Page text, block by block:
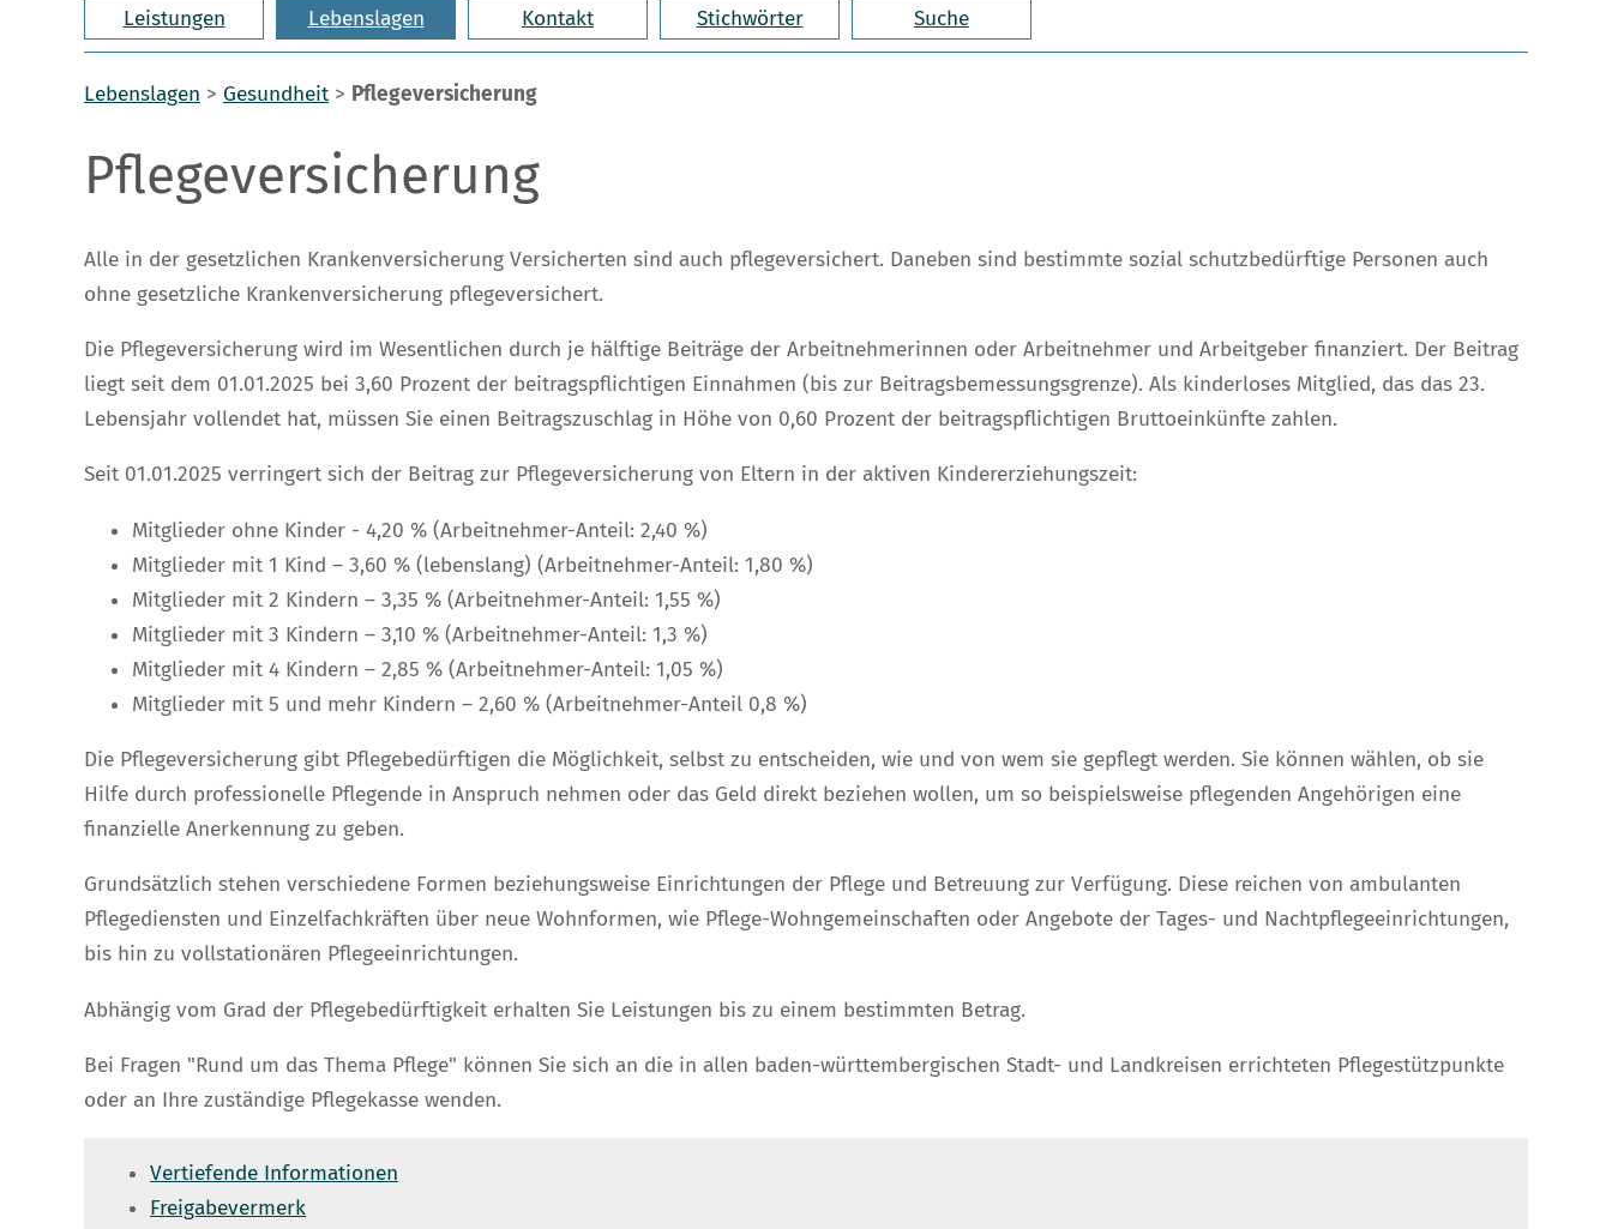
Leistungen Lebenslagen Kontakt Stichwörter Suche
Lebenslagen > Gesundheit > Pflegeversicherung
Pflegeversicherung
Alle in der gesetzlichen Krankenversicherung Versicherten sind auch pflegeversichert. Daneben sind bestimmte sozial schutzbedürftige Personen auch
ohne gesetzliche Krankenversicherung pflegeversichert.
Die Pflegeversicherung wird im Wesentlichen durch je hälftige Beiträge der Arbeitnehmerinnen oder Arbeitnehmer und Arbeitgeber finanziert. Der Beitrag
liegt seit dem 01.01.2025 bei 3,60 Prozent der beitragspflichtigen Einnahmen (bis zur Beitragsbemessungsgrenze). Als kinderloses Mitglied, das das 23.
Lebensjahr vollendet hat, müssen Sie einen Beitragszuschlag in Höhe von 0,60 Prozent der beitragspflichtigen Bruttoeinkünfte zahlen.
Seit 01.01.2025 verringert sich der Beitrag zur Pflegeversicherung von Eltern in der aktiven Kindererziehungszeit:
Mitglieder ohne Kinder - 4,20 % (Arbeitnehmer-Anteil: 2,40 %)
Mitglieder mit 1 Kind – 3,60 % (lebenslang) (Arbeitnehmer-Anteil: 1,80 %)
Mitglieder mit 2 Kindern – 3,35 % (Arbeitnehmer-Anteil: 1,55 %)
Mitglieder mit 3 Kindern – 3,10 % (Arbeitnehmer-Anteil: 1,3 %)
Mitglieder mit 4 Kindern – 2,85 % (Arbeitnehmer-Anteil: 1,05 %)
Mitglieder mit 5 und mehr Kindern – 2,60 % (Arbeitnehmer-Anteil 0,8 %)
Die Pflegeversicherung gibt Pflegebedürftigen die Möglichkeit, selbst zu entscheiden, wie und von wem sie gepflegt werden. Sie können wählen, ob sie
Hilfe durch professionelle Pflegende in Anspruch nehmen oder das Geld direkt beziehen wollen, um so beispielsweise pflegenden Angehörigen eine
finanzielle Anerkennung zu geben.
Grundsätzlich stehen verschiedene Formen beziehungsweise Einrichtungen der Pflege und Betreuung zur Verfügung. Diese reichen von ambulanten
Pflegediensten und Einzelfachkräften über neue Wohnformen, wie Pflege-Wohngemeinschaften oder Angebote der Tages- und Nachtpflegeeinrichtungen,
bis hin zu vollstationären Pflegeeinrichtungen.
Abhängig vom Grad der Pflegebedürftigkeit erhalten Sie Leistungen bis zu einem bestimmten Betrag.
Bei Fragen "Rund um das Thema Pflege" können Sie sich an die in allen baden-württembergischen Stadt- und Landkreisen errichteten Pflegestützpunkte
oder an Ihre zuständige Pflegekasse wenden.
Vertiefende Informationen
Freigabevermerk